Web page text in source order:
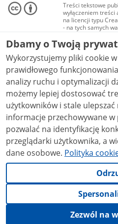
Treści tekstowe
wyłączeniem
na licencji typu
- na tych samych
Materiały
audio i wideo, są
Creative
niekomercyjne - bez
NC-ND 4.0), o ile
Dbamy o Twoją
Wykorzystujemy pliki cookie
prawidłowego
analizy ruchu i optymalizacji
możemy lepiej dostosować
użytkowników i stale ulepszać nasze
informacje przechowywane
pozwalać na identyfikację
przeglądarki użytkownika, a
dane osobowe. Polityka
Zezwól na